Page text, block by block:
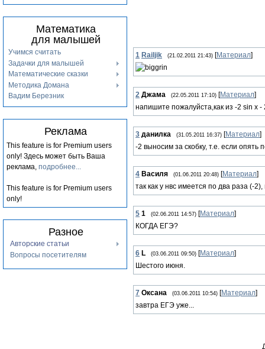
Математика
для малышей
Учимся считать
Задачки для малышей
Математические сказки
Методика Домана
Вадим Березник
Реклама
This feature is for Premium users
only! Здесь может быть Ваша
реклама, подробнее...
This feature is for Premium users
only!
Разное
Авторские статьи
Вопросы посетителям
1 Railjik (21.02.2011 21:43) [Материал]
2 Джама (22.05.2011 17:10) [Материал]
напишите пожалуйста,как из -2 sin x
3 данилка (31.05.2011 16:37) [Материал]
-2 выносим за скобку, т.е. если
4 Василя (01.06.2011 20:48) [Материал]
так как у нвс имеется по два раза (-
5 1 (02.06.2011 14:57) [Материал]
КОГДА ЕГЭ?
6 L (03.06.2011 09:50) [Материал]
Шестого июня.
7 Оксана (03.06.2011 10:54) [Материал]
завтра ЕГЭ уже...